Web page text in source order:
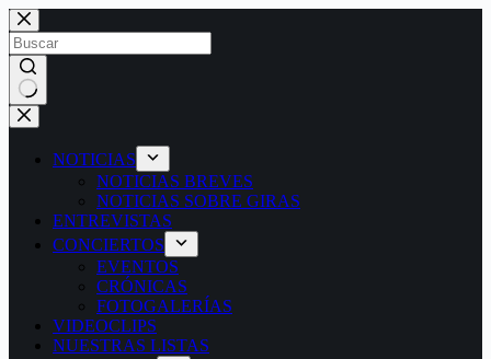
Saltar
al
contenido
Sin
resultados
NOTICIAS
NOTICIAS BREVES
NOTICIAS SOBRE GIRAS
ENTREVISTAS
CONCIERTOS
EVENTOS
CRÓNICAS
FOTOGALERÍAS
VIDEOCLIPS
NUESTRAS LISTAS